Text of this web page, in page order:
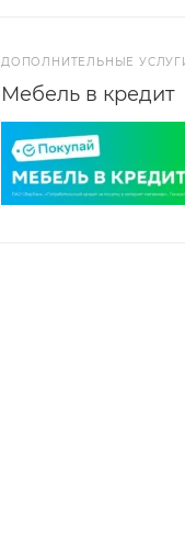
ДОПОЛНИТЕЛЬНЫЕ
Мебель в кредит